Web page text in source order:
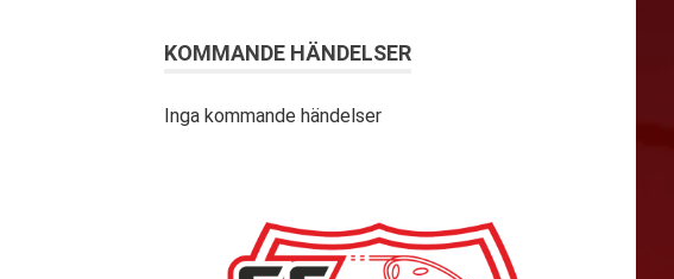
KOMMANDE HÄNDELSER
Inga kommande händelser